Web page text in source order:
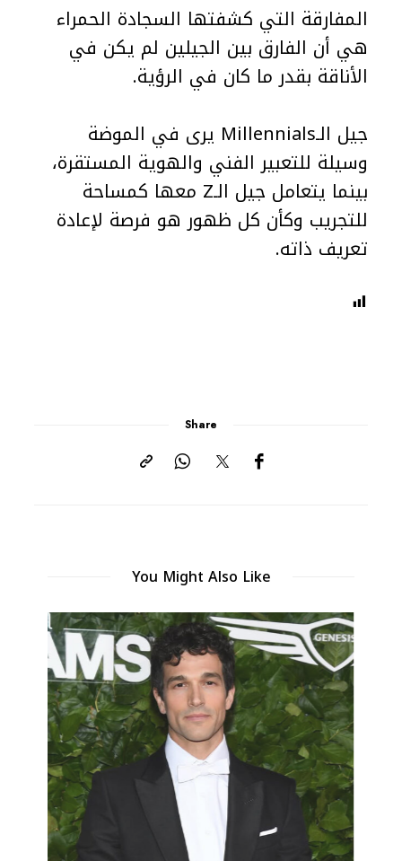
المفارقة التي كشفتها السجادة الحمراء
هي أن الفارق بين الجيلين لم يكن في
الأناقة بقدر ما كان في الرؤية.
جيل الـMillennials يرى في الموضة
وسيلة للتعبير الفني والهوية المستقرة،
بينما يتعامل جيل الـZ معها كمساحة
للتجريب وكأن كل ظهور هو فرصة لإعادة
تعريف ذاته.
Share
You Might Also Like